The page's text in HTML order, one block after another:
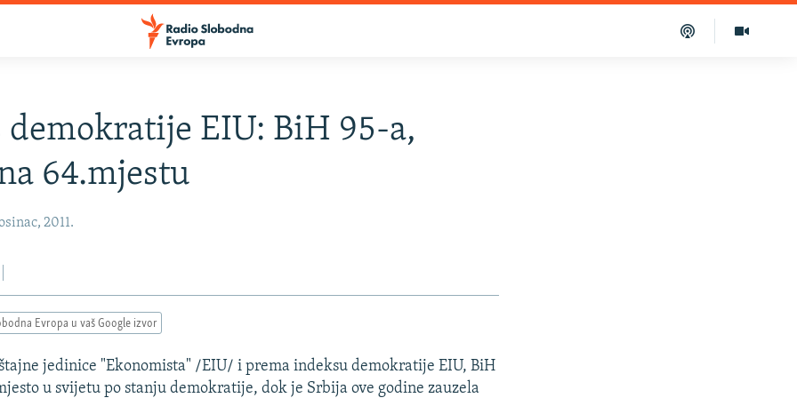
demokratije EIU: BiH 95-a,
64.mjestu
2011.
Evropa u vaš Google izvor
jedinice "Ekonomista" /EIU/ i prema indeksu demokratije EIU, BiH
u svijetu po stanju demokratije, dok je Srbija ove godine zauzela